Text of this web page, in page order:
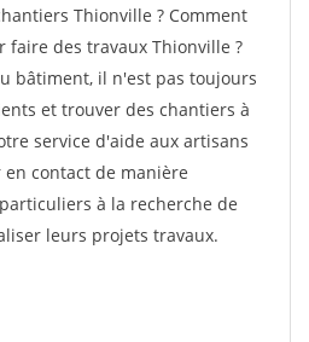
Thionville ? Comment
des travaux Thionville ?
bâtiment, il n'est pas toujours
et trouver des chantiers à
service d'aide aux artisans
contact de manière
à la recherche de
leurs projets travaux.